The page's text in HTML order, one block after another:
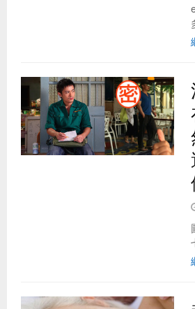
台灣最夯的野餐地